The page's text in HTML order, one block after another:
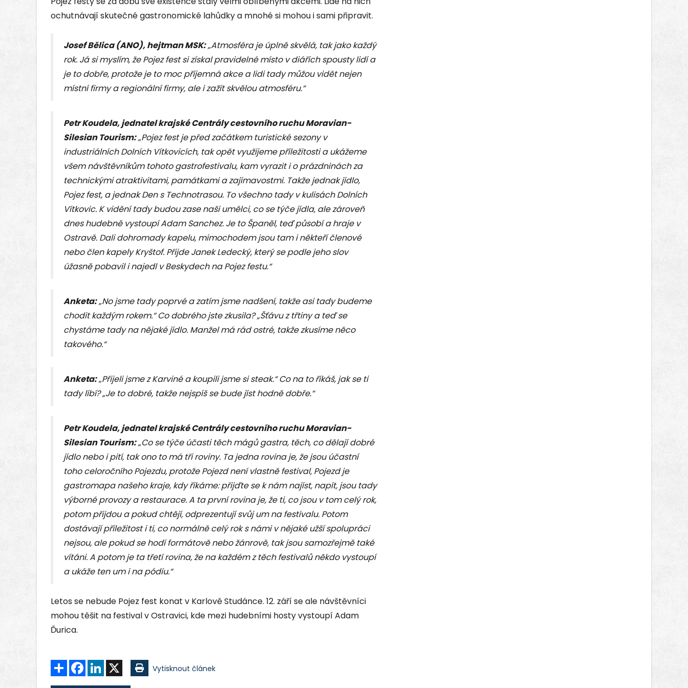
ochutnávají skutečné gastronomické lahůdky a mnohé si mohou i sami připravit.
Josef Bělica (ANO), hejtman MSK:„Atmosféra je úplně skvělá, tak jako každý
rok. Já si myslím, že Pojez fest si získal pravidelné místo v diářích spousty lidí a
je to dobře, protože je to moc příjemná akce a lidi tady můžou vidět nejen
místní firmy a regionální firmy, ale i zažít skvělou atmosféru.“
Petr Koudela, jednatel krajské Centrály cestovního ruchu Moravian-
Silesian Tourism:„Pojez fest je před začátkem turistické sezony v
industriálních Dolních Vítkovicích, tak opět využijeme příležitosti a ukážeme
všem návštěvníkům tohoto gastrofestivalu, kam vyrazit i o prázdninách za
technickými atraktivitami, památkami a zajímavostmi. Takže jednak jídlo,
Pojez fest, a jednak Den s Technotrasou. To všechno tady v kulisách Dolních
Vítkovic. K vidění tady budou zase naši umělci, co se týče jídla, ale zároveň
dnes hudebně vystoupí Adam Sanchez. Je to Španěl, teď působí a hraje v
Ostravě. Dali dohromady kapelu, mimochodem jsou tam i někteří členové
nebo člen kapely Kryštof. Přijde Janek Ledecký, který se podle jeho slov
úžasně pobavil i najedl v Beskydech na Pojez festu.“
Anketa:„No jsme tady poprvé a zatím jsme nadšení, takže asi tady budeme
chodit každým rokem.“ Co dobrého jste zkusila? „Šťávu z třtiny a teď se
chystáme tady na nějaké jídlo. Manžel má rád ostré, takže zkusíme něco
takového.“
Anketa:„Přijeli jsme z Karviné a koupili jsme si steak.“ Co na to říkáš, jak se ti
tady líbí? „Je to dobré, takže nejspíš se bude jíst hodně dobře.“
Petr Koudela, jednatel krajské Centrály cestovního ruchu Moravian-
Silesian Tourism:„Co se týče účasti těch mágů gastra, těch, co dělají dobré
jídlo nebo i pití, tak ono to má tři roviny. Ta jedna rovina je, že jsou účastní
toho celoročního Pojezdu, protože Pojezd není vlastně festival, Pojezd je
gastromapa našeho kraje, kdy říkáme: přijďte se k nám najíst, napít, jsou tady
výborné provozy a restaurace. A ta první rovina je, že ti, co jsou v tom celý rok,
potom přijdou a pokud chtějí, odprezentují svůj um na festivalu. Potom
dostávají příležitost i ti, co normálně celý rok s námi v nějaké užší spolupráci
nejsou, ale pokud se hodí formátově nebo žánrově, tak jsou samozřejmě také
vítáni. A potom je ta třetí rovina, že na každém z těch festivalů někdo vystoupí
a ukáže ten um i na pódiu.“
Letos se nebude Pojez fest konat v Karlově Studánce. 12. září se ale návštěvníci
mohou těšit na festival v Ostravici, kde mezi hudebními hosty vystoupí Adam
Ďurica.
Sdílet FacebookLinkedIn Vytisknout článek